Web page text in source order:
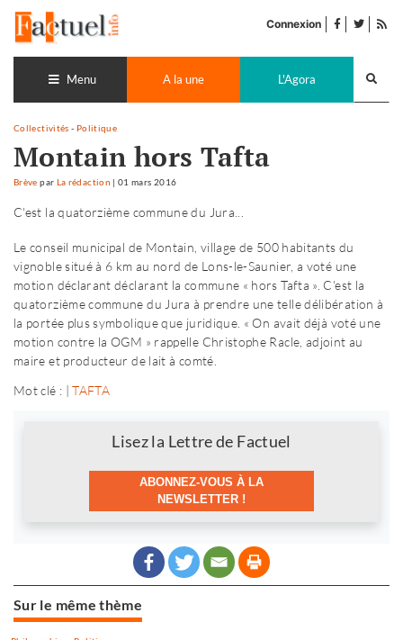
contenu
Connexion facebook
twitter
Menu A la une L'Agora
Collectivités - Politique
Montain hors Tafta
Brève par La rédaction |01 mars 2016
C'est la quatorzième commune du Jura...
Le conseil municipal de Montain, village de 500 habitants du
vignoble situé à 6 km au nord de Lons-le-Saunier, a voté une
motion déclarant déclarant la commune « hors Tafta ». C'est la
quatorzième commune du Jura à prendre une telle délibération à
la portée plus symbolique que juridique. « On avait déjà voté une
motion contre la OGM » rappelle Christophe Racle, adjoint au
maire et producteur de lait à comté.
Mot clé : |TAFTA
Lisez la Lettre de Factuel
ABONNEZ-VOUS À LA
NEWSLETTER !
Sur le même thème